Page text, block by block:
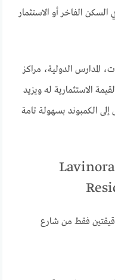
الفاخر أو الاستثمار
المدارس الدولية، مراكز
الاستثمارية له ويزيد
الكمبوند بسهولة تامة
الأماكن القريبة من كمبوند Lavinora
فقط من شارع